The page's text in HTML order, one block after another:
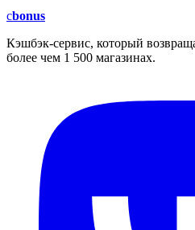
cbonus
Кэшбэк-сервис, который
более чем 1 500 магазинах.